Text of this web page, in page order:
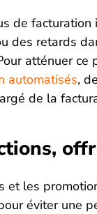
de
des retards
atténuer
automatisés,
de la
et les
éviter une